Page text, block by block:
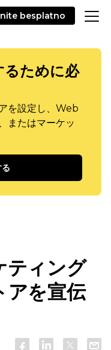
besplatno
るために必
を設定し、Web
またはマーケッ
ティング
アを宣伝